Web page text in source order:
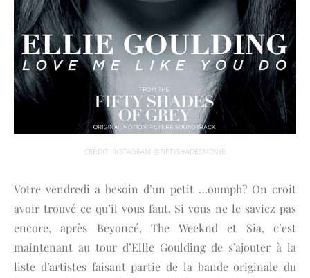
CRÉDIT: INSTAGRAM @FIFTYSHADESMOVIE
Votre vendredi a besoin d’un petit …oumph? On croit
avoir trouvé ce qu’il vous faut. Si vous ne le saviez pas
encore, après Beyoncé, The Weeknd et Sia, c’est
maintenant au tour d’Ellie Goulding de s’ajouter à la
liste d’artistes faisant partie de la bande originale du